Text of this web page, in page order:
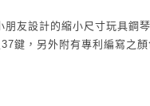
友設計的縮小尺寸玩具鋼
鍵，另外附有專利編寫之
的音樂興趣及創造力，不
立型，大小約為一般鋼琴的
式歡迎參觀網路賣場展示